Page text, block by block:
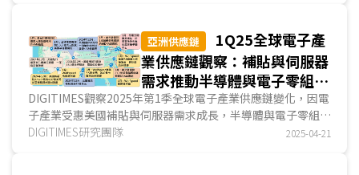
亞洲供應鏈
1Q25全球電子產
業供應鏈觀察：補貼與伺服器
需求推動半導體與電子零組件
擴產 電子產品與EMS新據點
廣布全球
DIGITIMES觀察2025年第1季全球電子產業供應鏈變化，因電
子產業受惠美國補貼與伺服器需求成長，半導體與電子零組件
業者投資熱烈。然因應川普對等關稅(reciprocal tari...
DIGITIMES研究團隊 2025-04-21